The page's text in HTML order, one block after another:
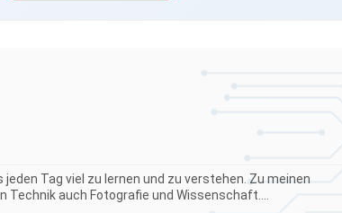
Tag viel zu lernen und zu verstehen. Zu meinen
auch Fotografie und Wissenschaft....